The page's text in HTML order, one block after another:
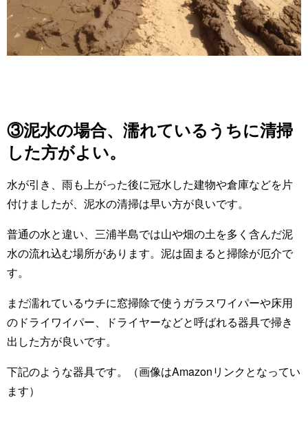
③泥水の場合、濡れているうちに清掃
した方がよい。
水が引き、雨も上がった後に冠水した建物や倉庫などを片
付けましたが、泥水の清掃は早い方が良いです。
普通の水と違い、三浦半島では山や畑の土を多く含んだ泥
水の流れ込む場所があります。泥は固まると掃除が厄介で
す。
まだ濡れているウチに窓掃除で使うガラスワイパーや床用
のドライワイパー、ドライヤーなどと呼ばれる器具で掃き
出した方が良いです。
下記のような器具です。（画像はAmazonリンクとなってい
ます）